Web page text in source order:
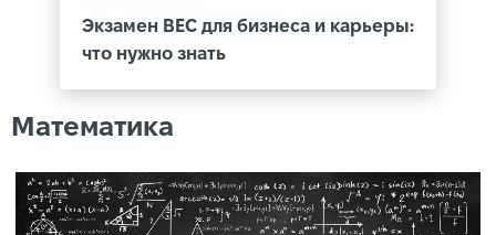
Экзамен BEC для бизнеса и карьеры:
что нужно знать
Математика